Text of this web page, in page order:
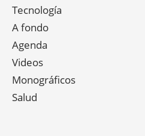
Tecnología
A fondo
Agenda
Videos
Monográficos
Salud